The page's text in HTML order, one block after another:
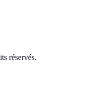
réservés.